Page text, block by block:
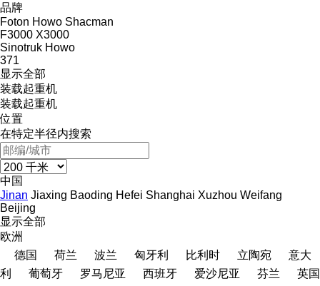
品牌
Foton Howo Shacman
F3000 X3000
Sinotruk Howo
371
显示全部
装载起重机
装载起重机
位置
在特定半径内搜索
中国
Jinan Jiaxing Baoding Hefei Shanghai Xuzhou Weifang
Beijing
显示全部
欧洲
德国
荷兰 波兰 匈牙利 比利时 立陶宛
意大
利
葡萄牙 罗马尼亚 西班牙 爱沙尼亚 芬兰
英国